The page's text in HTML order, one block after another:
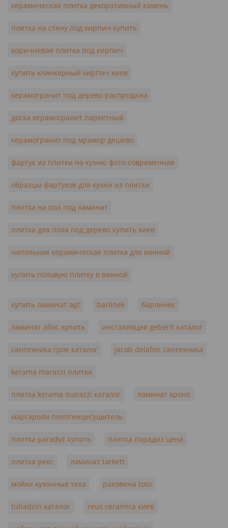
керамическая плитка декоративный камень
плитка на стену под кирпич купить
коричневая плитка под кирпич
купить клинкерный кирпич киев
керамогранит под дерево распродажа
доска керамогранит паркетный
керамогранит под мрамор дешево
фартук из плитки на кухню фото современная
образцы фартуков для кухни из плитки
плитка на пол под ламинат
плитка для пола под дерево купить киев
напольная керамическая плитка для ванной
купить половую плитку в ванной
купить ламинат agt barlinek барлинек
ламинат alloc купить инсталляция geberit каталог
сантехника грое каталог jacob delafon сантехника
kerama marazzi плитка
плитка kerama marazzi каталог ламинат кроно
маргароли полотенцесушитель
плитка paradyz купить плитка парадиз цена
плитка рекс ламинат tarkett
мойки кухонные тека раковина toto
tubadzin каталог zeus ceramica киев